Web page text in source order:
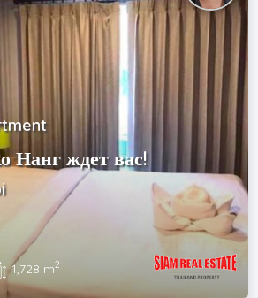
Нанг ждет вас!
1,728 m2